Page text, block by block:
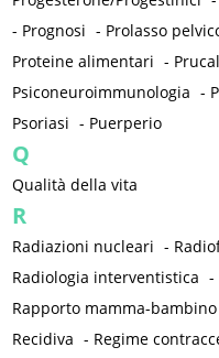
- Prognosi - Prolasso
Proteine alimentari -
Psiconeuroimmunologia -
Psoriasi - Puerperio
Q
Qualità della vita
R
Radiazioni nucleari -
Radiologia interventistica -
Rapporto mamma-bambino
Recidiva - Regime